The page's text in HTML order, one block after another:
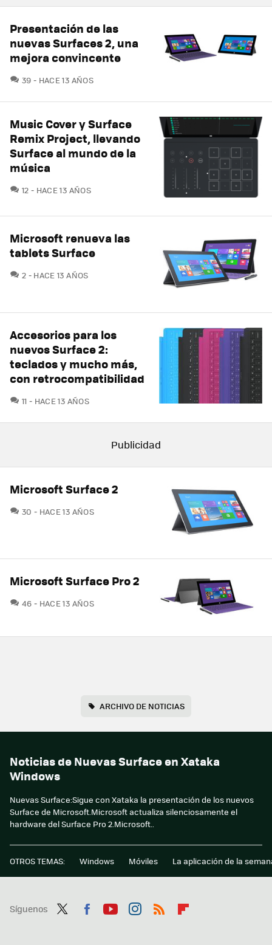
Presentación de las
nuevas Surfaces 2, una
mejora convincente
39 COMENTARIOS
HACE 13 AÑOS
Music Cover y Surface
Remix Project, llevando
Surface al mundo de la
música
12 COMENTARIOS
HACE 13 AÑOS
Microsoft renueva las
tablets Surface
2 COMENTARIOS
HACE 13 AÑOS
Accesorios para los
nuevos Surface 2:
teclados y mucho más,
con retrocompatibilidad
11 COMENTARIOS
HACE 13 AÑOS
Microsoft Surface 2
30 COMENTARIOS
HACE 13 AÑOS
Microsoft Surface Pro 2
46 COMENTARIOS
HACE 13 AÑOS
ARCHIVO DE NOTICIAS
Noticias de Nuevas Surface en Xataka
Windows
Nuevas Surface:Sigue con Xataka la presentación de los nuevos
Surface de Microsoft.Microsoft actualiza silenciosamente el
hardware del Surface Pro 2.Microsoft..
OTROS TEMAS: Windows Móviles La aplicación de la
Síguenos